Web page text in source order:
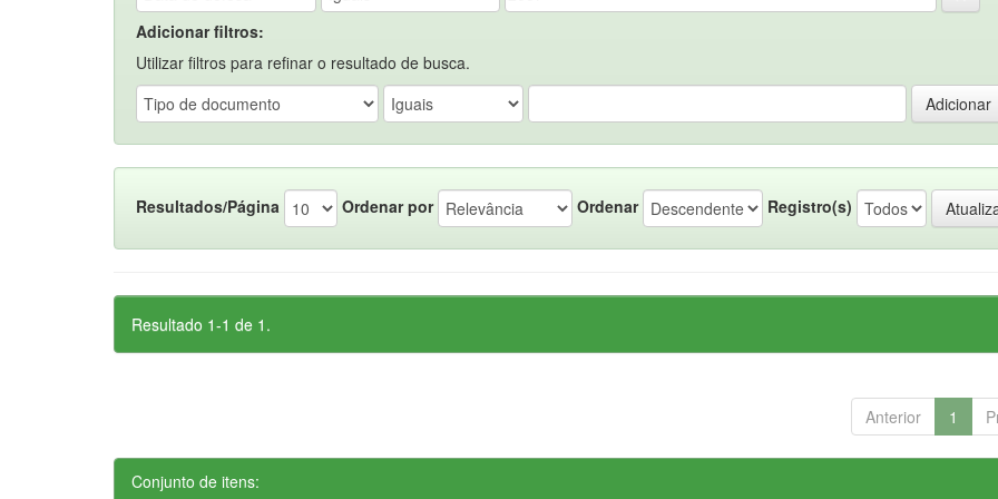
Adicionar filtros:
Utilizar filtros para refinar o resultado de busca.
Resultados/Página Ordenar por Ordenar Registro(s)
Resultado 1-1 de 1.
Anterior 1
Conjunto de itens: